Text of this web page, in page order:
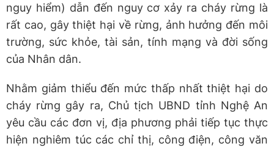
nguy hiểm) dẫn đến nguy cơ xảy ra cháy rừng là
rất cao, gây thiệt hại về rừng, ảnh hưởng đến môi
trường, sức khỏe, tài sản, tính mạng và đời sống
của Nhân dân.
Nhằm giảm thiểu đến mức thấp nhất thiệt hại do
cháy rừng gây ra, Chủ tịch UBND tỉnh Nghệ An
yêu cầu các đơn vị, địa phương phải tiếp tục thực
hiện nghiêm túc các chỉ thị, công điện, công văn